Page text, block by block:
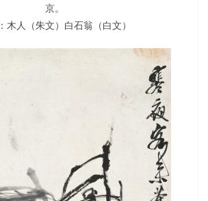
京。
木人（朱文）白石翁（白文）